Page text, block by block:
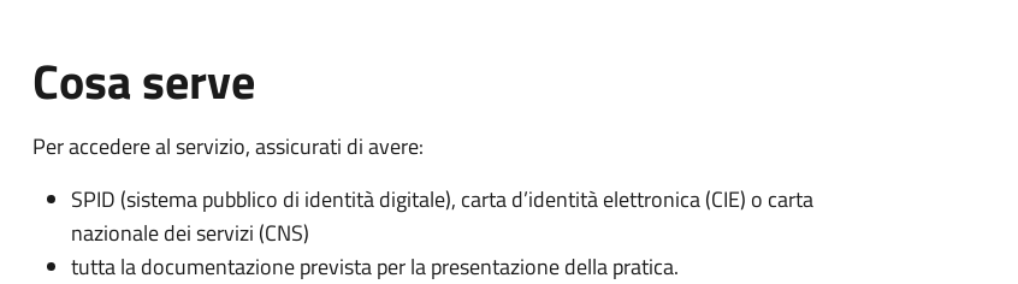
Cosa serve
Per accedere al servizio, assicurati di avere:
SPID (sistema pubblico di identità digitale), carta d’identità elettronica (CIE) o carta
nazionale dei servizi (CNS)
tutta la documentazione prevista per la presentazione della pratica.